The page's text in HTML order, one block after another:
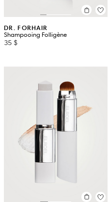
DR. FORHAIR
Shampooing Folligène
35 $